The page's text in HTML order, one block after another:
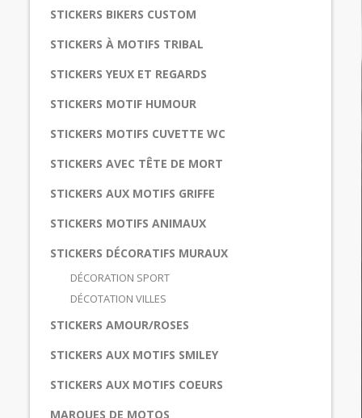
STICKERS BIKERS CUSTOM
STICKERS À MOTIFS TRIBAL
STICKERS YEUX ET REGARDS
STICKERS MOTIF HUMOUR
STICKERS MOTIFS CUVETTE WC
STICKERS AVEC TÊTE DE MORT
STICKERS AUX MOTIFS GRIFFE
STICKERS MOTIFS ANIMAUX
STICKERS DÉCORATIFS MURAUX
DÉCORATION SPORT
DÉCOTATION VILLES
STICKERS AMOUR/ROSES
STICKERS AUX MOTIFS SMILEY
STICKERS AUX MOTIFS COEURS
MARQUES DE MOTOS